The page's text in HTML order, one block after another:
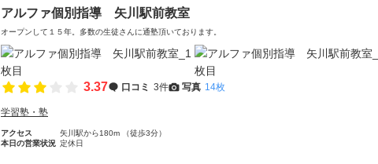
アルファ個別指導 矢川駅前教室
オープンして１５年。多数の生徒さんに通塾頂いております。
3.37 口コミ 3件 写真 14枚
学習塾・塾
アクセス
矢川駅から180m （徒歩3分）
本日の営業状況 定休日